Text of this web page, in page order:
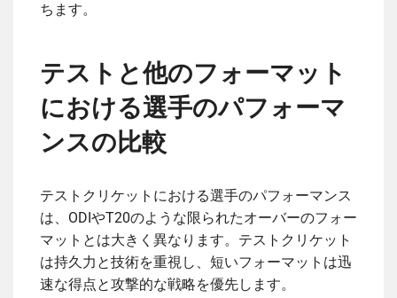
ちます。
テストと他のフォーマット
における選手のパフォーマ
ンスの比較
テストクリケットにおける選手のパフォーマンス
は、ODIやT20のような限られたオーバーのフォー
マットとは大きく異なります。テストクリケット
は持久力と技術を重視し、短いフォーマットは迅
速な得点と攻撃的な戦略を優先します。